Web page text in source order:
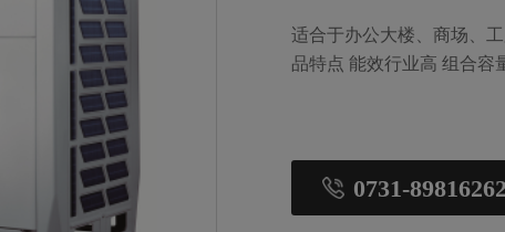
适合于办公大楼、商场、
品特点 能效行业高 组合容
0731-89816262